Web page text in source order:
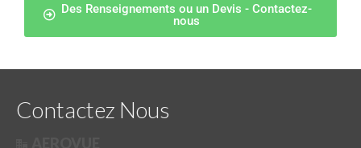
Des Renseignements ou un Devis - Contactez-
nous
Contactez Nous